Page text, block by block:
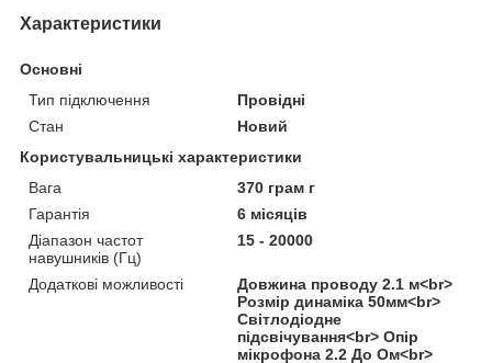
Характеристики
Основні
Тип підключення
Провідні
Стан
Новий
Користувальницькі характеристики
Вага
370 грам г
Гарантія
6 місяців
Діапазон частот
навушників (Гц)
15 - 20000
Додаткові можливості
Довжина проводу 2.1 м<br>
Розмір динаміка 50мм<br>
Світлодіодне
підсвічування<br> Опір
мікрофона 2.2 До Ом<br>